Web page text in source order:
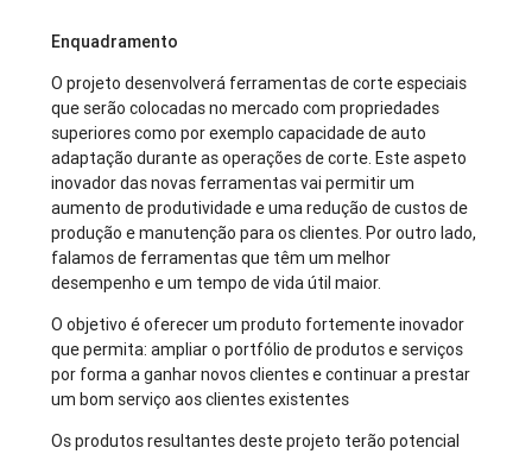
Enquadramento
O projeto desenvolverá ferramentas de corte especiais
que serão colocadas no mercado com propriedades
superiores como por exemplo capacidade de auto
adaptação durante as operações de corte. Este aspeto
inovador das novas ferramentas vai permitir um
aumento de produtividade e uma redução de custos de
produção e manutenção para os clientes. Por outro lado,
falamos de ferramentas que têm um melhor
desempenho e um tempo de vida útil maior.
O objetivo é oferecer um produto fortemente inovador
que permita: ampliar o portfólio de produtos e serviços
por forma a ganhar novos clientes e continuar a prestar
um bom serviço aos clientes existentes
Os produtos resultantes deste projeto terão potencial